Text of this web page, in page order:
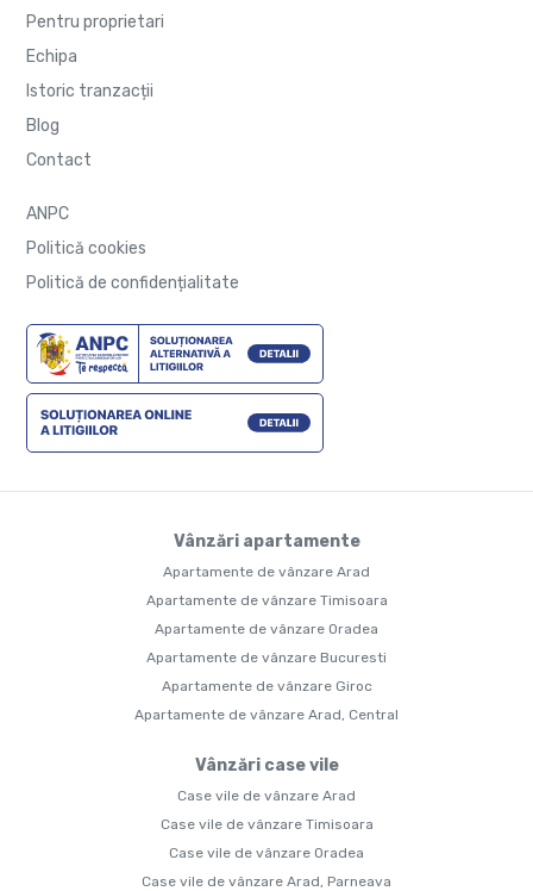
Pentru proprietari
Echipa
Istoric tranzacții
Blog
Contact
ANPC
Politică cookies
Politică de confidențialitate
Vânzări apartamente
Apartamente de vânzare Arad
Apartamente de vânzare Timisoara
Apartamente de vânzare Oradea
Apartamente de vânzare Bucuresti
Apartamente de vânzare Giroc
Apartamente de vânzare Arad, Central
Vânzări case vile
Case vile de vânzare Arad
Case vile de vânzare Timisoara
Case vile de vânzare Oradea
Case vile de vânzare Arad, Parneava